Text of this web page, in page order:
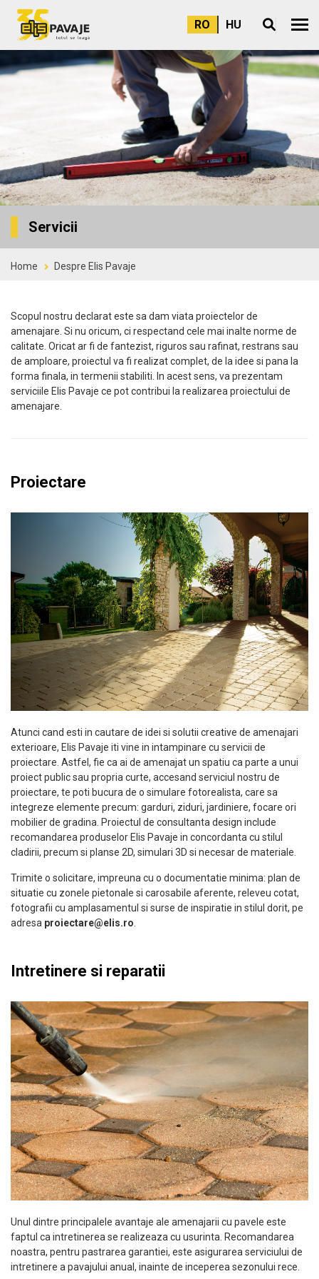
RO HU Meniu
Servicii
Home Despre Elis Pavaje
Scopul nostru declarat este sa dam viata proiectelor de
amenajare. Si nu oricum, ci respectand cele mai inalte norme de
calitate. Oricat ar fi de fantezist, riguros sau rafinat, restrans sau
de amploare, proiectul va fi realizat complet, de la idee si pana la
forma finala, in termenii stabiliti. In acest sens, va prezentam
serviciile Elis Pavaje ce pot contribui la realizarea proiectului de
amenajare.
Proiectare
Atunci cand esti in cautare de idei si solutii creative de amenajari
exterioare, Elis Pavaje iti vine in intampinare cu servicii de
proiectare. Astfel, fie ca ai de amenajat un spatiu ca parte a unui
proiect public sau propria curte, accesand serviciul nostru de
proiectare, te poti bucura de o simulare fotorealista, care sa
integreze elemente precum: garduri, ziduri, jardiniere, focare ori
mobilier de gradina. Proiectul de consultanta design include
recomandarea produselor Elis Pavaje in concordanta cu stilul
cladirii, precum si planse 2D, simulari 3D si necesar de materiale.
Trimite o solicitare, impreuna cu o documentatie minima: plan de
situatie cu zonele pietonale si carosabile aferente, releveu cotat,
fotografii cu amplasamentul si surse de inspiratie in stilul dorit, pe
adresa proiectare@elis.ro
Intretinere si reparatii
Unul dintre principalele avantaje ale amenajarii cu pavele este
faptul ca intretinerea se realizeaza cu usurinta. Recomandarea
noastra, pentru pastrarea garantiei, este asigurarea serviciului de
intretinere a pavajului anual, inainte de inceperea sezonului rece.